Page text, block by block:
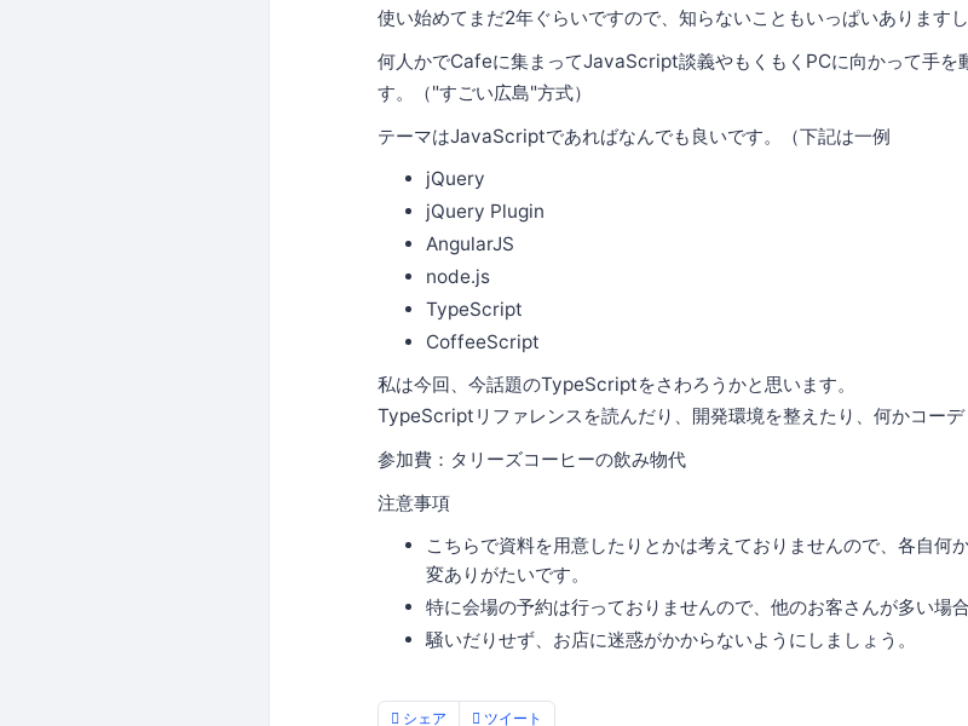
使い始めてまだ2年ぐらいですので、知らないこともいっぱいありますし
何人かでCafeに集まってJavaScript談義やもくもくPCに向かって手を
す。（"すごい広島"方式）
テーマはJavaScriptであればなんでも良いです。（下記は一例
jQuery
jQuery Plugin
AngularJS
node.js
TypeScript
CoffeeScript
私は今回、今話題のTypeScriptをさわろうかと思います。
TypeScriptリファレンスを読んだり、開発環境を整えたり、何かコーデ
参加費：タリーズコーヒーの飲み物代
注意事項
こちらで資料を用意したりとかは考えておりませんので、各自何
変ありがたいです。
特に会場の予約は行っておりませんので、他のお客さんが多い場
騒いだりせず、お店に迷惑がかからないようにしましょう。
シェア ツイート